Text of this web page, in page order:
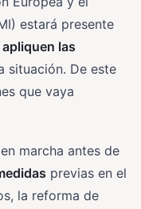
estará presente
las
situación. De este
que vaya
marcha antes de
previas en el
la reforma de